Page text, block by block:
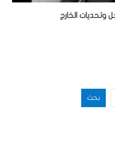
وتحديات الخارج
بحث